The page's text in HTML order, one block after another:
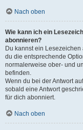
Nach oben
Wie kann ich ein
abonnieren?
Du kannst ein
du die entsprechende
normalerweise ober- und
befinden.
Wenn du bei der Antwort
sobald eine Antwort
für dich abonniert.
Nach oben